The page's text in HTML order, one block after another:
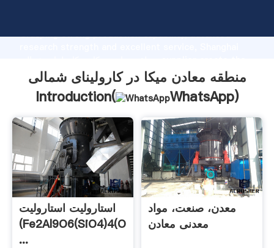
Grasping strong production capability, advanced
value and bring values to all of customers.
منطقه معادن میکا در کارولینای شمالی
Introduction(
WhatsApp)
استارولیت استارولیت
(Fe2Al9O6(SiO4)4(O
...
معدن، صنعت، مواد
معدنی معادن